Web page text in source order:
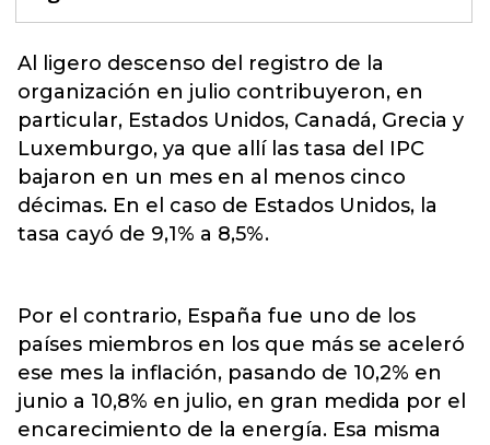
Al ligero descenso del registro de la
organización en julio contribuyeron, en
particular, Estados Unidos, Canadá, Grecia y
Luxemburgo, ya que allí las tasa del IPC
bajaron en un mes en al menos cinco
décimas. En el caso de Estados Unidos, la
tasa cayó de 9,1% a 8,5%.
Por el contrario, España fue uno de los
países miembros en los que más se aceleró
ese mes la inflación, pasando de 10,2% en
junio a 10,8% en julio, en gran medida por el
encarecimiento de la energía. Esa misma